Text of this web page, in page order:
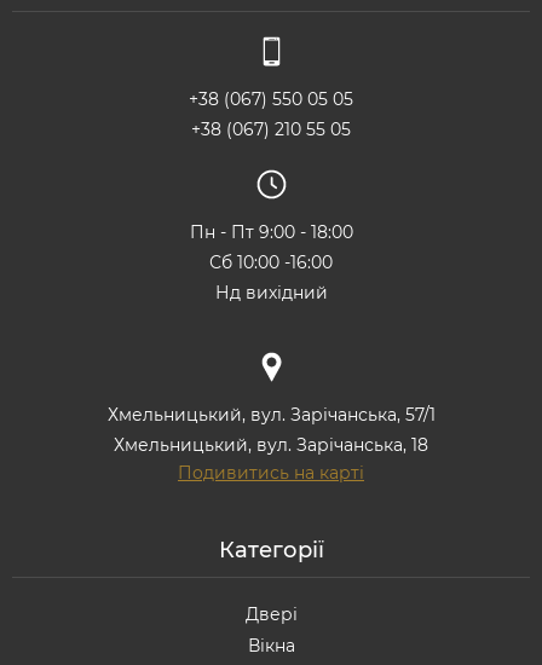
+38 (067) 550 05 05
+38 (067) 210 55 05
Пн - Пт 9:00 - 18:00
Сб 10:00 -16:00
Нд вихідний
Хмельницький, вул. Зарічанська, 57/1
Хмельницький, вул. Зарічанська, 18
Подивитись на карті
Категорії
Двері
Вікна